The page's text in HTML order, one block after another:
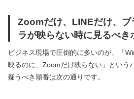
Zoomだけ、LINEだけ、ブ
ラが映らない時に見るべき
ビジネス現場で圧倒的に多いのが、「
映るのに、Zoomだけ映らない」という
疑うべき順番は次の通りです。